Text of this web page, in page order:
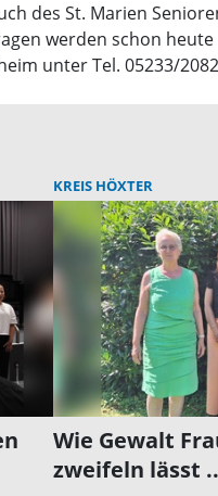
des St. Marien
werden schon
unter Tel. 05233/
KREIS HÖXTER
Wie Gewalt
zweifeln lässt